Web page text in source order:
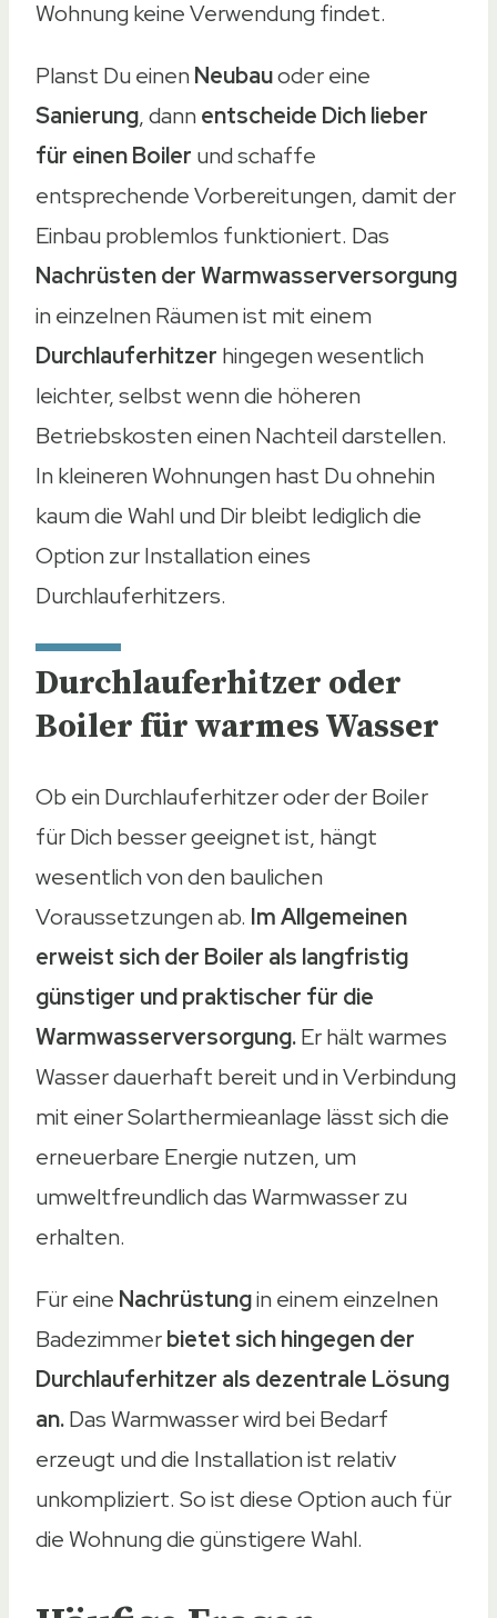
Wohnung keine Verwendung findet.
Planst Du einenNeubauoder eine
Sanierung, dannentscheide Dich lieber
für einen Boiler und schaffe
entsprechende Vorbereitungen, damit der
Einbau problemlos funktioniert. Das
Nachrüsten der Warmwasserversorgung
in einzelnen Räumen ist mit einem
Durchlauferhitzer hingegen wesentlich
leichter, selbst wenn die höheren
Betriebskosten einen Nachteil darstellen.
In kleineren Wohnungen hast Du ohnehin
kaum die Wahl und Dir bleibt lediglich die
Option zur Installation eines
Durchlauferhitzers.
Durchlauferhitzer oder
Boiler für warmes Wasser
Ob ein Durchlauferhitzer oder der Boiler
für Dich besser geeignet ist, hängt
wesentlich von den baulichen
Voraussetzungen ab. Im Allgemeinen
erweist sich der Boiler als langfristig
günstiger und praktischer für die
Warmwasserversorgung.Er hält warmes
Wasser dauerhaft bereit und in Verbindung
mit einer Solarthermieanlage lässt sich die
erneuerbare Energie nutzen, um
umweltfreundlich das Warmwasser zu
erhalten.
Für eine Nachrüstungin einem einzelnen
Badezimmerbietet sich hingegen der
Durchlauferhitzer als dezentrale Lösung
an.Das Warmwasser wird bei Bedarf
erzeugt und die Installation ist relativ
unkompliziert. So ist diese Option auch für
die Wohnung die günstigere Wahl.